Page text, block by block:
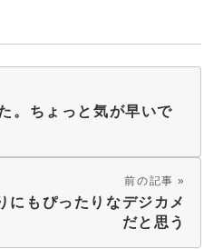
。ちょっと気が早いで
前の記事
にもぴったりなデジカメ
だと思う